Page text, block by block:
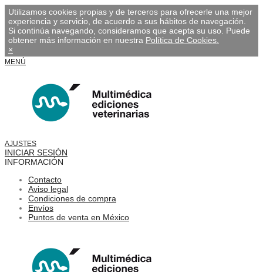
Utilizamos cookies propias y de terceros para ofrecerle una mejor
experiencia y servicio, de acuerdo a sus hábitos de navegación.
Si continúa navegando, consideramos que acepta su uso. Puede
obtener más información en nuestra Política de Cookies.
×
MENÚ
AJUSTES
INICIAR SESIÓN
INFORMACIÓN
Contacto
Aviso legal
Condiciones de compra
Envíos
Puntos de venta en México